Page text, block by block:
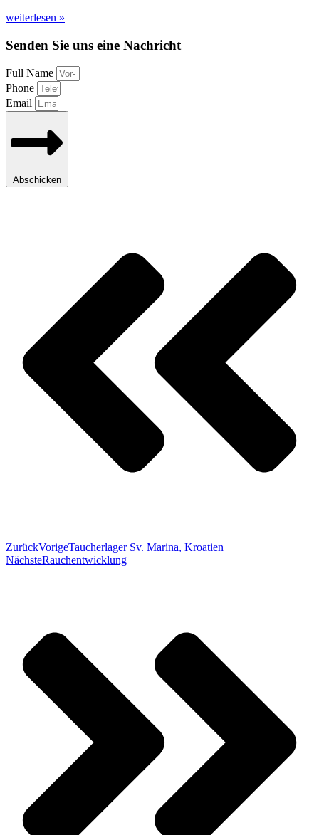
weiterlesen »
Senden Sie uns eine Nachricht
Full Name
Phone
Email
Abschicken
ZurückVorigeTaucherlager Sv. Marina, Kroatien
NächsteRauchentwicklung